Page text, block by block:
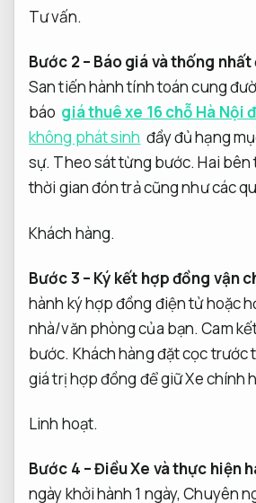
Tư vấn.
Bước 2 – Báo giá và thống
San tiến hành tính toán cung
báo giá thuê xe 16 chỗ Hà Nội
không phát sinh đầy đủ hạng
sự. Theo sát từng bước. Hai bên
thời gian đón trả cũng như các
Khách hàng.
Bước 3 – Ký kết hợp đồng vận
hành ký hợp đồng điện tử hoặc
nhà/văn phòng của bạn.Cam
bước. Khách hàng đặt cọc trước
giá trị hợp đồng để giữ Xe chính
Linh hoạt.
Bước 4 – Điều Xe và thực hiện
ngày khởi hành 1 ngày,Chuyên